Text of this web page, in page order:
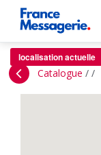
localisation actuelle
Catalogue / /